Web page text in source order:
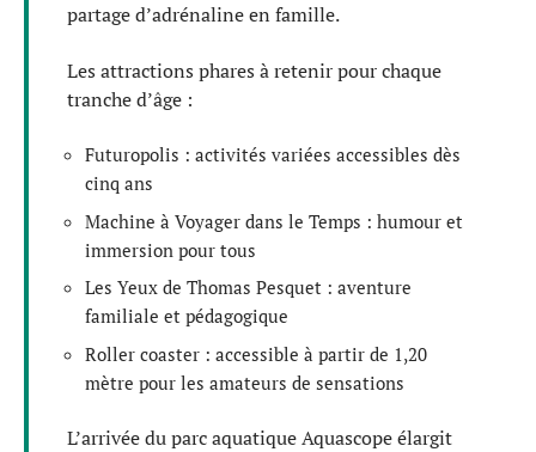
partage d’adrénaline en famille.
Les attractions phares à retenir pour chaque
tranche d’âge :
Futuropolis : activités variées accessibles dès
cinq ans
Machine à Voyager dans le Temps : humour et
immersion pour tous
Les Yeux de Thomas Pesquet : aventure
familiale et pédagogique
Roller coaster : accessible à partir de 1,20
mètre pour les amateurs de sensations
L’arrivée du parc aquatique Aquascope élargit